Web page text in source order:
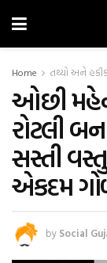
Home તથ્યો અને
ઓછી
રોટલી
સસ્તી
એકદમ
by Social